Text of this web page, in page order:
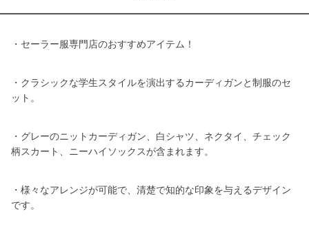
・セーラー服専門店のおすすめアイテム！
・クラシックな学生スタイルを演出するカーディガンと制服のセ
ット。
・グレーのニットカーディガン、白シャツ、ネクタイ、チェック
柄スカート、ニーハイソックスが含まれます。
・様々なアレンジが可能で、清楚で知的な印象を与えるデザイン
です。